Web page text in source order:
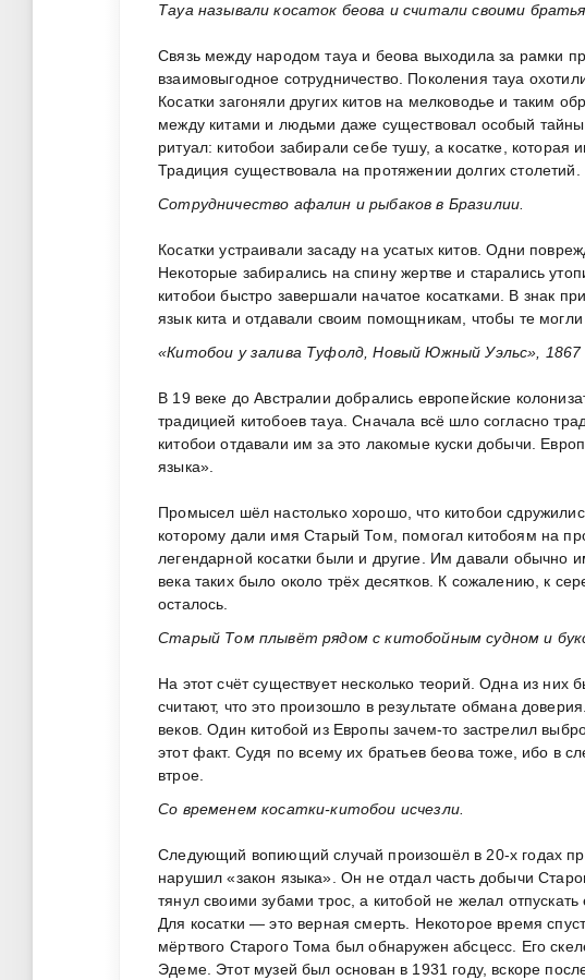
Тауа называли косаток беова и считали своими
Связь между народом тауа и беова выходила за рамки
взаимовыгодное сотрудничество. Поколения тауа
Косатки загоняли других китов на мелководье и таким
между китами и людьми даже существовал особый
ритуал: китобои забирали себе тушу, а косатке,
Традиция существовала на протяжении долгих столетий.
Сотрудничество афалин и рыбаков в Бразилии.
Косатки устраивали засаду на усатых китов. Одни
Некоторые забирались на спину жертве и старались
китобои быстро завершали начатое косатками. В знак
язык кита и отдавали своим помощникам, чтобы те
«Китобои у залива Туфолд, Новый Южный Уэльс», 1867
В 19 веке до Австралии добрались европейские
традицией китобоев тауа. Сначала всё шло согласно
китобои отдавали им за это лакомые куски добычи.
языка».
Промысел шёл настолько хорошо, что китобои
которому дали имя Старый Том, помогал китобоям на
легендарной косатки были и другие. Им давали обычно
века таких было около трёх десятков. К сожалению, к
осталось.
Старый Том плывёт рядом с китобойным судном и
На этот счёт существует несколько теорий. Одна из
считают, что это произошло в результате обмана
веков. Один китобой из Европы зачем-то застрелил
этот факт. Судя по всему их братьев беова тоже, ибо в
втрое.
Со временем косатки-китобои исчезли.
Следующий вопиющий случай произошёл в 20-х годах
нарушил «закон языка». Он не отдал часть добычи
тянул своими зубами трос, а китобой не желал
Для косатки — это верная смерть. Некоторое время
мёртвого Старого Тома был обнаружен абсцесс. Его
Эдеме. Этот музей был основан в 1931 году, вскоре